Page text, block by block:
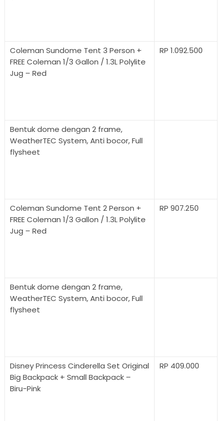
Coleman Sundome Tent 3 Person +
FREE Coleman 1/3 Gallon / 1.3L Polylite
Jug – Red
RP 1.092.500
Bentuk dome dengan 2 frame,
WeatherTEC System, Anti bocor, Full
flysheet
Coleman Sundome Tent 2 Person +
FREE Coleman 1/3 Gallon / 1.3L Polylite
Jug – Red
RP 907.250
Bentuk dome dengan 2 frame,
WeatherTEC System, Anti bocor, Full
flysheet
Disney Princess Cinderella Set Original
Big Backpack + Small Backpack –
Biru-Pink
RP 409.000